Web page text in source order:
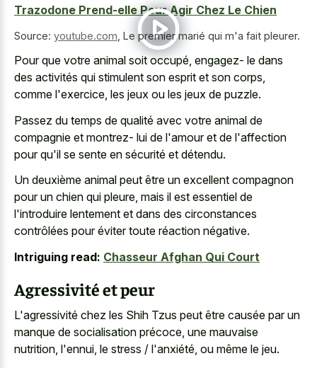
Trazodone Prend-elle Pour Agir Chez Le Chien
Source: youtube.com Le premier marié qui m'a fait pleurer.
Pour que votre animal soit occupé, engagez- le dans
des activités qui stimulent son esprit et son corps,
comme l'exercice, les jeux ou les jeux de puzzle.
Passez du temps de qualité avec votre animal de
compagnie et montrez- lui de l'amour et de l'affection
pour qu'il se sente en sécurité et détendu.
Un deuxième animal peut être un excellent compagnon
pour un chien qui pleure, mais il est essentiel de
l'introduire lentement et dans des circonstances
contrôlées pour éviter toute réaction négative.
Intriguing read: Chasseur Afghan Qui Court
Agressivité et peur
L'agressivité chez les Shih Tzus peut être causée par un
manque de socialisation précoce, une mauvaise
nutrition, l'ennui, le stress / l'anxiété, ou même le jeu.